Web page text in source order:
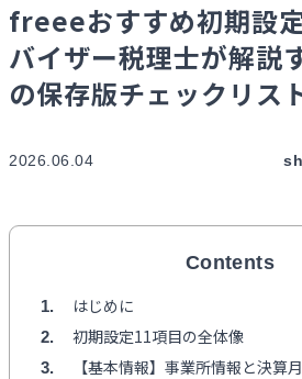
freeeおすすめ初期設
バイザー税理士が解説
の保存版チェックリス
2026.06.04
Contents
1 はじめに
2 初期設定11項目の全体像
3 【基本情報】事業所情報と決算